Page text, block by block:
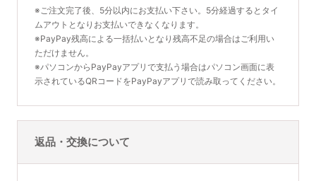
※ご注文完了後、5分以内にお支払い下さい。5分経過するとタイ
ムアウトとなりお支払いできなくなります。
※PayPay残高による一括払いとなり残高不足の場合はご利用い
ただけません。
※パソコンからPayPayアプリで支払う場合はパソコン画面に表
示されているQRコードをPayPayアプリで読み取ってください。
返品・交換について